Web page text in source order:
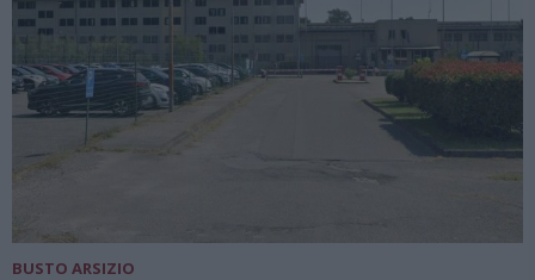
BUSTO ARSIZIO